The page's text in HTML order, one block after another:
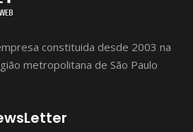
constituida desde 2003 na
metropolitana de São Paulo